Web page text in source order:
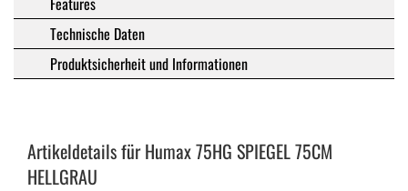
Technische Daten
Produktsicherheit und Informationen
Artikeldetails für Humax 75HG SPIEGEL 75CM
HELLGRAU